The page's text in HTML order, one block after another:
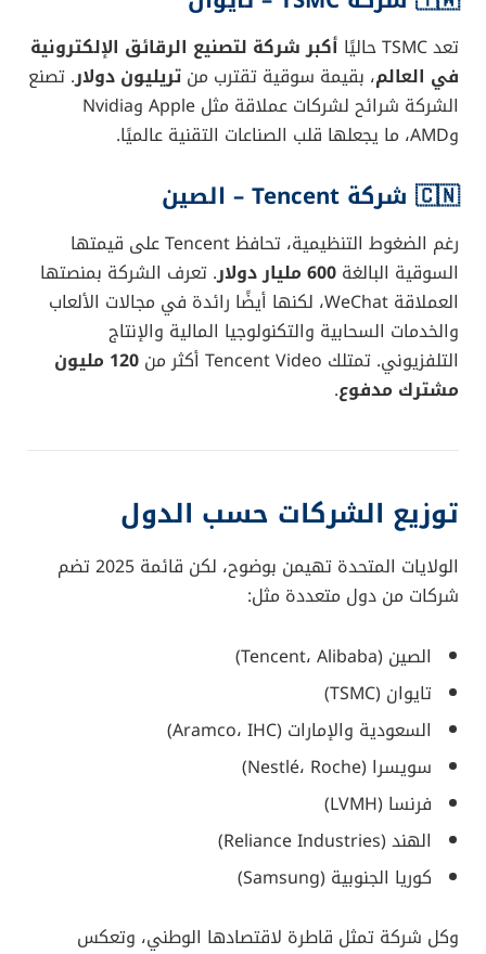
تعد TSMC حاليًا
أكبر شركة لتصنيع الرقائق الإلكترونية
في العالم، بقيمة سوقية تقترب من تريليون دولار. تصنع
الشركة شرائح لشركات عملاقة مثل Apple وNvidia
وAMD، ما يجعلها قلب الصناعات التقنية عالميًا.
🇨🇳 شركة Tencent – الصين
رغم الضغوط التنظيمية، تحافظ Tencent على قيمتها
السوقية البالغة 600 مليار دولار
. تعرف الشركة بمنصتها
العملاقة WeChat، لكنها أيضًا رائدة في مجالات الألعاب
والخدمات السحابية والتكنولوجيا المالية والإنتاج
التلفزيوني. تمتلك Tencent Video أكثر من
120 مليون
مشترك مدفوع.
توزيع الشركات حسب الدول
الولايات المتحدة تهيمن بوضوح، لكن قائمة 2025 تضم
شركات من دول متعددة مثل:
الصين (Tencent، Alibaba)
تايوان (TSMC)
السعودية والإمارات (Aramco، IHC)
سويسرا (Nestlé، Roche)
فرنسا (LVMH)
الهند (Reliance Industries)
كوريا الجنوبية (Samsung)
وكل شركة تمثل قاطرة لاقتصادها الوطني، وتعكس